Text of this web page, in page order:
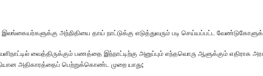
அந்நிதியை தாய் நாட்டுக்கு எடுத்துவரும் படி செய்யப்பட்ட
வைத்திருக்கும் பணத்தை இந்நாட்டிற்கு அனுப்பும் எந்தவொரு ஆளுக்கும் எதிராக
அதிகாரத்தைப் பெற்றுக்கொண்ட முறை யாது;